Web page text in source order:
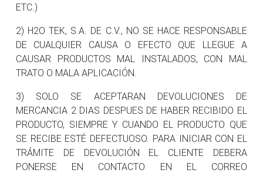
ETC.)
2) H2O TEK, S.A. DE C.V., NO SE HACE RESPONSABLE
DE CUALQUIER CAUSA O EFECTO QUE LLEGUE A
CAUSAR PRODUCTOS MAL INSTALADOS, CON MAL
TRATO O MALA APLICACIÓN.
3) SOLO SE ACEPTARAN DEVOLUCIONES DE
MERCANCIA 2 DIAS DESPUES DE HABER RECIBIDO EL
PRODUCTO, SIEMPRE Y CUANDO EL PRODUCTO QUE
SE RECIBE ESTÉ DEFECTUOSO. PARA INICIAR CON EL
TRÁMITE DE DEVOLUCIÓN EL CLIENTE DEBERA
PONERSE EN CONTACTO EN EL CORREO